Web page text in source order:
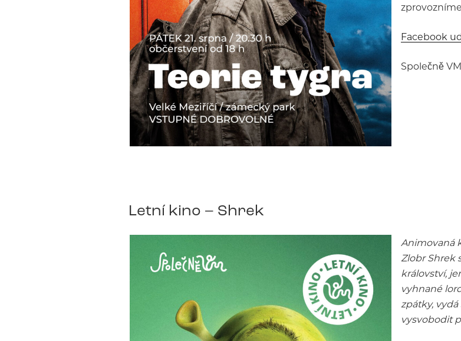
Facebook
Společně VM
Letní kino – Shrek
Animovaná
Zlobr Shrek
království,
vyhnané
zpátky,
vysvobodit